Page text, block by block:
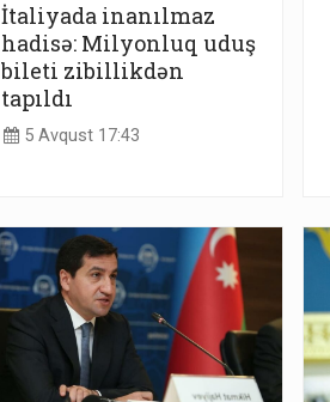
İtaliyada inanılmaz
hadisə: Milyonluq uduş
bileti zibillikdən
tapıldı
5 Avqust 17:43